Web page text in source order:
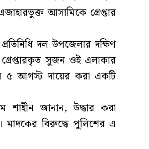
আসামিকে গ্রেপ্তার
দল উপজেলার দক্ষিণ
গ্রেপ্তারকৃত সুজন ওই এলাকার
৫ আগস্ট দায়ের করা একটি
শাহীন জানান, উদ্ধার করা
বিরুদ্ধে পুলিশের এ